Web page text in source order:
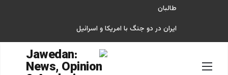
طالبان
ایران در دو جنگ با امریکا و اسرائیل